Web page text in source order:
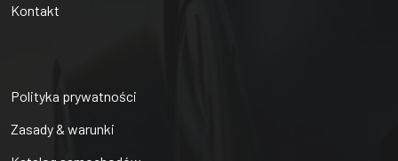
Kontakt
Polityka prywatności
Zasady & warunki